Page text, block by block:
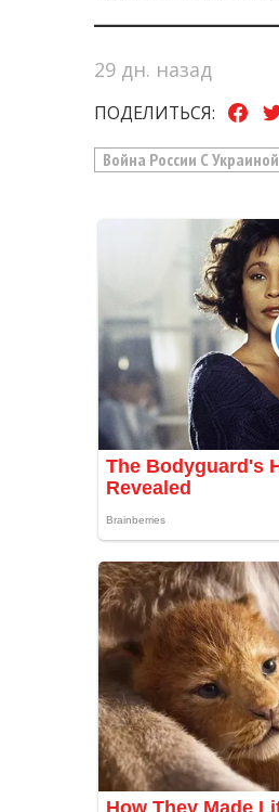
29 дн. назад
ПОДЕЛИТЬСЯ:
Война России С Украиной